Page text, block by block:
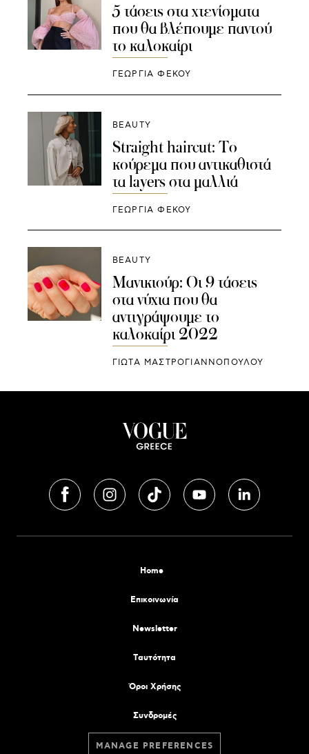
5 τάσεις στα χτενίσματα
που θα βλέπουμε παντού
το καλοκαίρι
ΓΕΩΡΓΙΑ ΦΕΚΟΥ
BEAUTY
Straight haircut: Το
κούρεμα που αντικαθιστά
τα layers στα μαλλιά
ΓΕΩΡΓΙΑ ΦΕΚΟΥ
BEAUTY
Μανικιούρ: Οι 9 τάσεις
στα νύχια που θα
αντιγράψουμε το
καλοκαίρι 2022
ΓΙΩΤΑ ΜΑΣΤΡΟΓΙΑΝΝΟΠΟΥΛΟΥ
Home
Επικοινωνία
Newsletter
Tαυτότητα
Όροι Χρήσης
Συνδρομές
MANAGE PREFERENCES